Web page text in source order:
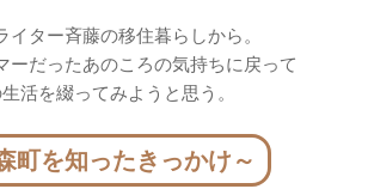
イター斉藤の移住暮らしから。
ーだったあのころの気持ちに戻って
活を綴ってみようと思う。
町を知ったきっかけ～